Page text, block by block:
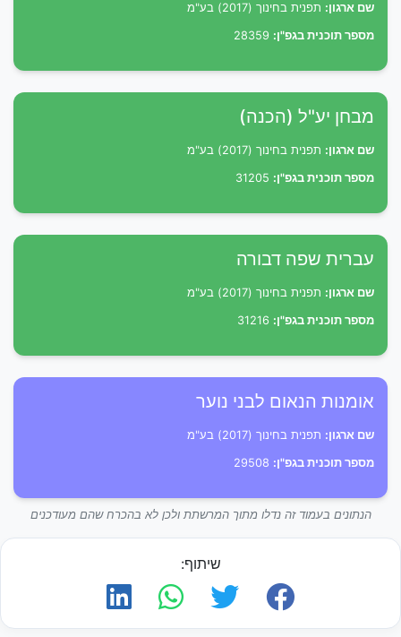
שם ארגון: תפנית בחינוך (2017) בע"מ
מספר תוכנית בגפ"ן:
מבחן יע"ל (הכנה)
שם ארגון: תפנית בחינוך (2017) בע"מ
מספר תוכנית בגפ"ן:
עברית שפה דבורה
שם ארגון: תפנית בחינוך (2017) בע"מ
מספר תוכנית בגפ"ן:
אומנות הנאום לבני נוער
שם ארגון: תפנית בחינוך (2017) בע"מ
מספר תוכנית בגפ"ן:
הנתונים בעמוד זה נדלו מתוך המרשתת ולכן לא בהכרח שהם מעודכנים
שיתוף: